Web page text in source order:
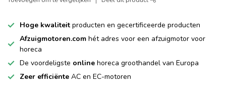
Hoge kwaliteit producten en gecertificeerde producten
Afzuigmotoren.com hét adres voor een afzuigmotor voor
horeca
De voordeligste online horeca groothandel van Europa
Zeer efficiënte AC en EC-motoren